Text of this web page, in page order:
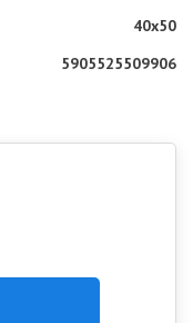
40x50
5905525509906